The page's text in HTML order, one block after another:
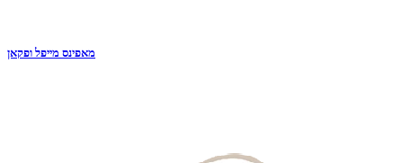
מאפינס מייפל ופקאן